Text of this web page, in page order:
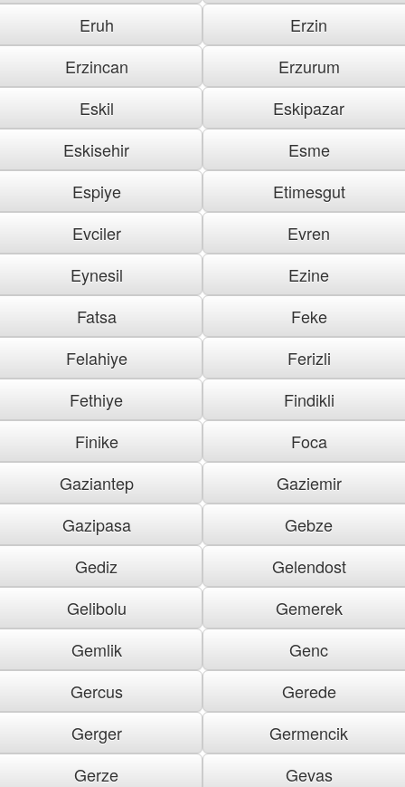
Eruh
Erzin
Erzincan
Erzurum
Eskil
Eskipazar
Eskisehir
Esme
Espiye
Etimesgut
Evciler
Evren
Eynesil
Ezine
Fatsa
Feke
Felahiye
Ferizli
Fethiye
Findikli
Finike
Foca
Gaziantep
Gaziemir
Gazipasa
Gebze
Gediz
Gelendost
Gelibolu
Gemerek
Gemlik
Genc
Gercus
Gerede
Gerger
Germencik
Gerze
Gevas